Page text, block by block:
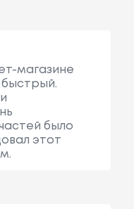
магазине
было
этот